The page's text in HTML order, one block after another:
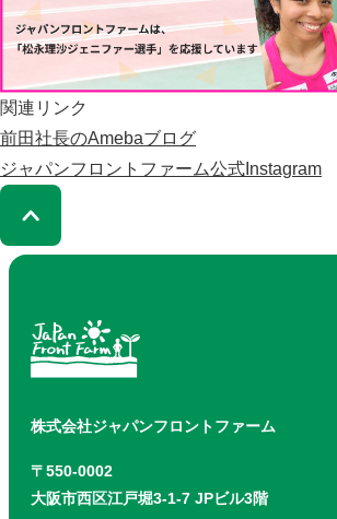
関連リンク
前田社長のAmebaブログ
ジャパンフロントファーム公式Instagram
株式会社ジャパンフロントファーム
〒550-0002
大阪市西区江戸堀3-1-7 JPビル3階